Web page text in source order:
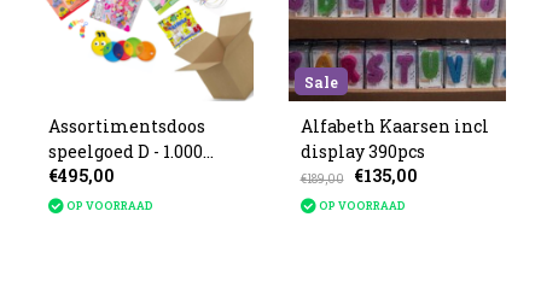
Assortimentsdoos
speelgoed D - 1.000
stuks
€495,00
OP VOORRAAD
Sale
Alfabeth Kaarsen incl
display 390pcs
€189,00 €135,00
OP VOORRAAD